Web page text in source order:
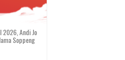
2026, Andi Jo
Soppeng